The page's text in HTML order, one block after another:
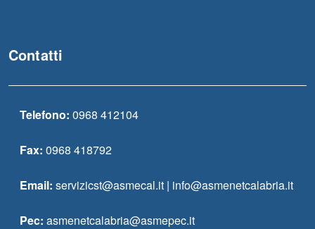
Contatti
Telefono: 0968 412104
Fax: 0968 418792
Email: servizicst@asmecal.it | info@asmenetcalabria.it
Pec: asmenetcalabria@asmepec.it